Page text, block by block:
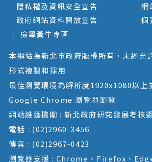
隱私權及資訊安全宣告
網
政府網站資料開放宣告
個
檢舉黃牛專區
本網站為新北市政府版權所有，未經允
形式複製和採用
最佳瀏覽環境為解析度1920x1080以上
Google Chrome 瀏覽器瀏覽
網站維護機關 : 新北政府研究發展考核
電話 : (02)2960-3456
傳真 : (02)2967-0423
瀏覽器支援 : Chrome、Firefox、